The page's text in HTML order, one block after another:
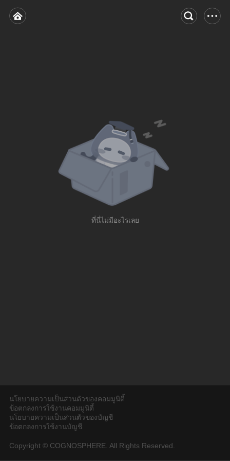
ที่นี่ไม่มีอะไรเลย
นโยบายความเป็นส่วนตัวของคอมมูนิตี้
ข้อตกลงการใช้งานคอมมูนิตี้
นโยบายความเป็นส่วนตัวของบัญชี
ข้อตกลงการใช้งานบัญชี
Copyright © COGNOSPHERE. All Rights Reserved.